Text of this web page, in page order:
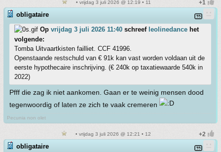
• vrijdag 3 juli 2026 @ 12:19 • 11
obligataire
Op vrijdag 3 juli 2026 11:40 schreef leolinedance het
volgende:
Tomba Uitvaartkisten failliet. CCF 41996.
Openstaande restschuld van € 91k kan vast worden voldaan uit de
eerste hypothecaire inschrijving. (€ 240k op taxatiewaarde 540k in
2022)
Pfff die zag ik niet aankomen. Gaan er te weinig mensen dood
tegenwoordig of laten ze zich te vaak cremeren
Pecunia non olet
• vrijdag 3 juli 2026 @ 12:21 • 12
obligataire